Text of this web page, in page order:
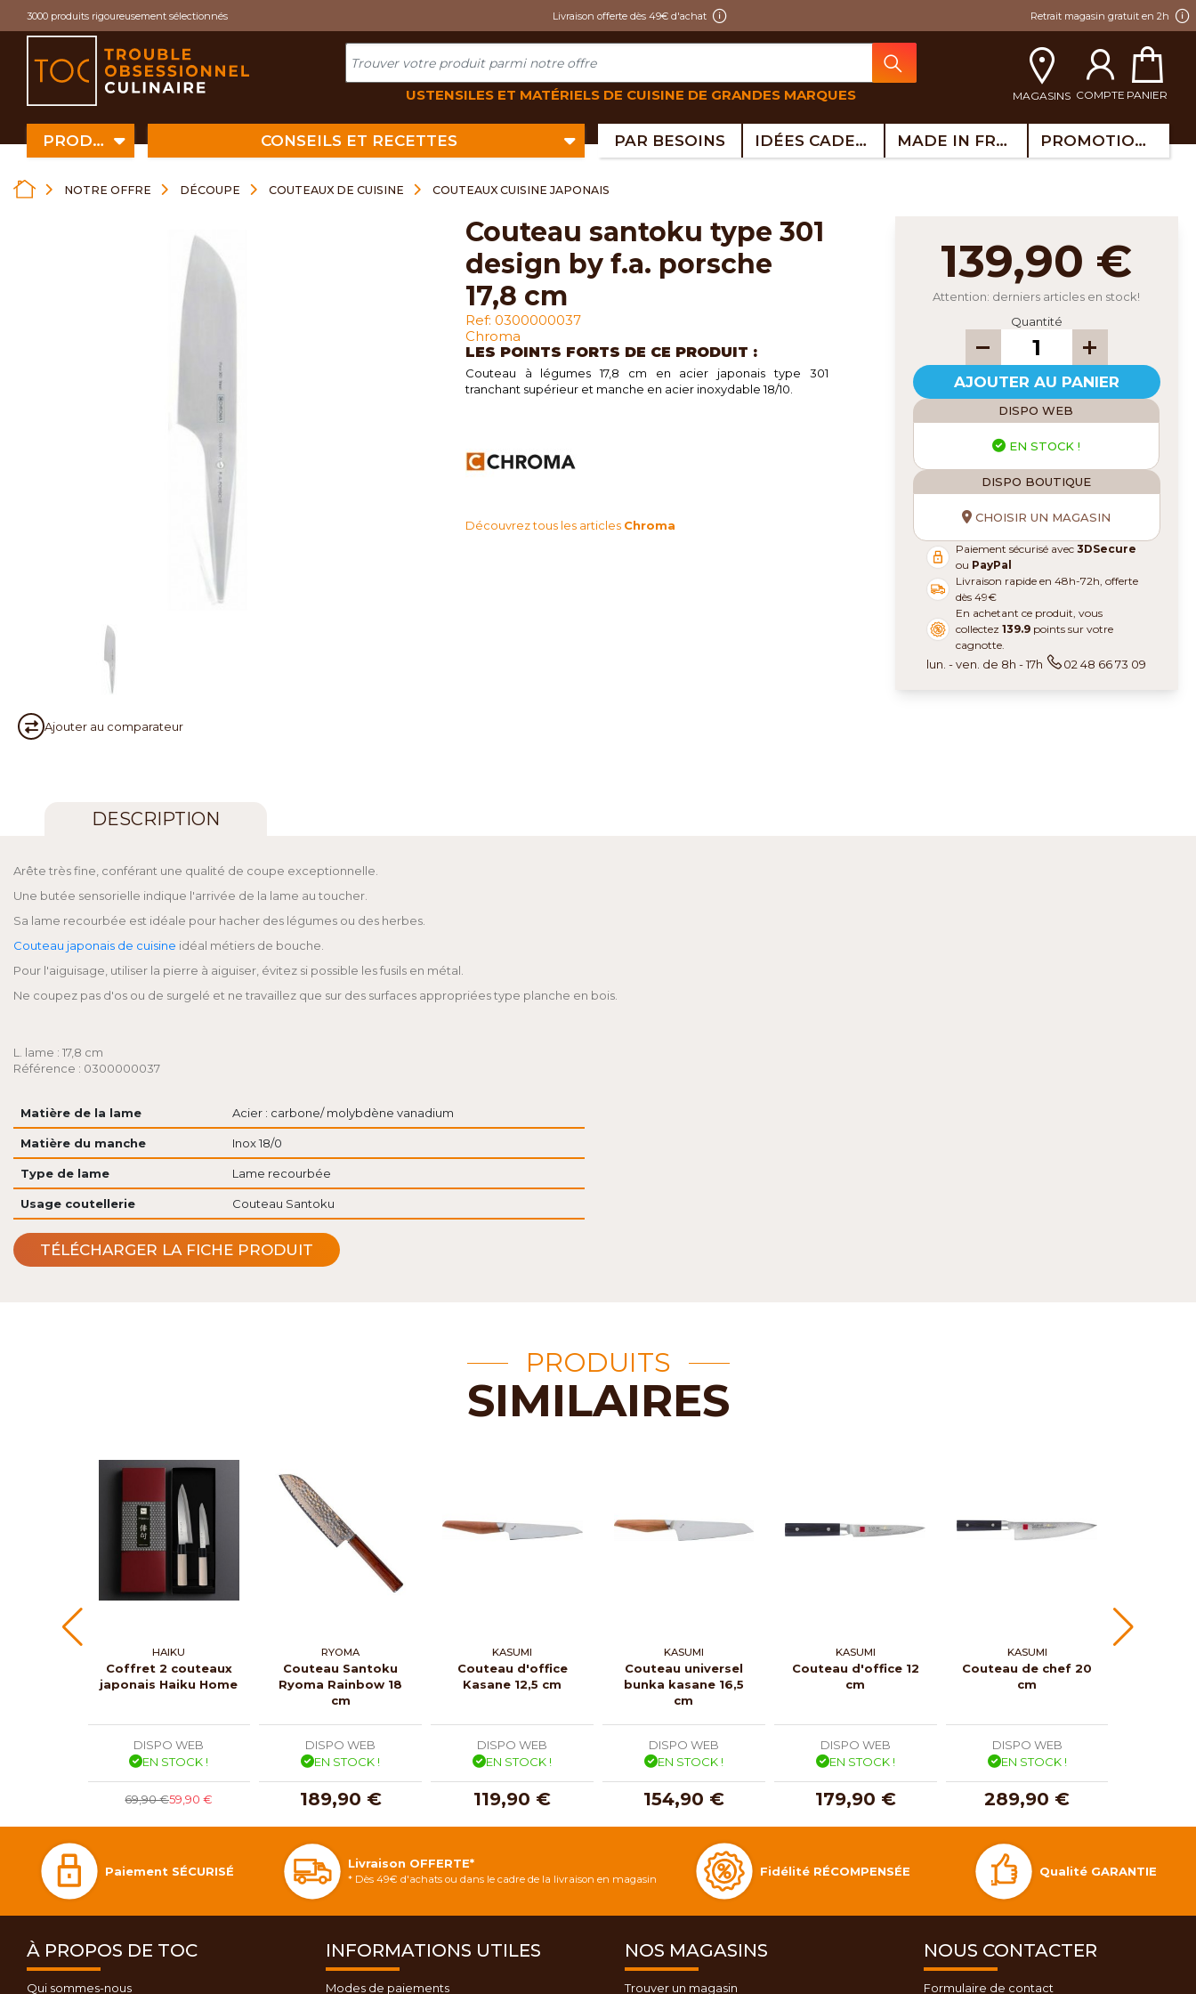
3000 produits rigoureusement sélectionnés Livraison offerte dès 49€ d'achat Retrait magasin gratuit en 2h
USTENSILES ET MATÉRIELS DE CUISINE DE GRANDES MARQUES MAGASINS COMPTE PANIER
PRODUITS CONSEILS ET RECETTES PAR BESOINS IDÉES CADEAUX MADE IN FRANCE PROMOTIONS
NOTRE OFFRE DÉCOUPE COUTEAUX DE CUISINE COUTEAUX CUISINE JAPONAIS
Ajouter au comparateur
couteau santoku type 301
design by f.a. porsche
17,8 cm
Ref: 0300000037
Chroma
LES POINTS FORTS DE CE PRODUIT :
Couteau à légumes 17,8 cm en acier japonais type 301
tranchant supérieur et manche en acier inoxydable 18/10.
Découvrez tous les articles Chroma
139,90 €
Attention: derniers articles en stock!
Quantité
AJOUTER AU PANIER
DISPO WEB
EN STOCK !
DISPO BOUTIQUE
CHOISIR UN MAGASIN
Paiement sécurisé avec3DSecure
ou PayPal
Livraison rapide en 48h-72h, offerte
dès 49€
En achetant ce produit, vous
collectez139.9 points sur votre
cagnotte.
lun. - ven. de 8h - 17h 02 48 66 73 09
DESCRIPTION
Arête très fine, conférant une qualité de coupe exceptionnelle.
Une butée sensorielle indique l'arrivée de la lame au toucher.
Sa lame recourbée est idéale pour hacher des légumes ou des herbes.
Couteau japonais de cuisine idéal métiers de bouche.
Pour l'aiguisage, utiliser la pierre à aiguiser, évitez si possible les fusils en métal.
Ne coupez pas d'os ou de surgelé et ne travaillez que sur des surfaces appropriées type planche en bois.
L. lame : 17,8 cm
Référence : 0300000037
Matière de la lame Acier : carbone/ molybdène vanadium
Matière du manche Inox 18/0
Type de lame Lame recourbée
Usage coutellerie Couteau Santoku
TÉLÉCHARGER LA FICHE PRODUIT
PRODUITS
SIMILAIRES
HAIKU
Coffret 2 couteaux
japonais Haiku Home
DISPO WEB
EN STOCK !
69,90 €59,90 €
RYOMA
Couteau Santoku
Ryoma Rainbow 18
cm
DISPO WEB
EN STOCK !
189,90 €
KASUMI
Couteau d'office
Kasane 12,5 cm
DISPO WEB
EN STOCK !
119,90 €
KASUMI
Couteau universel
bunka kasane 16,5
cm
DISPO WEB
EN STOCK !
154,90 €
KASUMI
Couteau d'office 12
cm
DISPO WEB
EN STOCK !
179,90 €
KASUMI
Couteau de chef 20
cm
DISPO WEB
EN STOCK !
289,90 €
Paiement SÉCURISÉ
Livraison OFFERTE*
* Dès 49€ d'achats ou dans le cadre de la livraison en magasin
Fidélité RÉCOMPENSÉE Qualité GARANTIE
À PROPOS DE TOC
Qui sommes-nous
INFORMATIONS UTILES
Modes de paiements
NOS MAGASINS
Trouver un magasin
NOUS CONTACTER
Formulaire de contact